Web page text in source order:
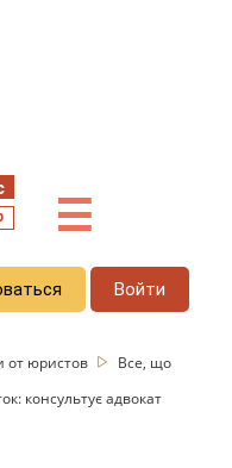
☰
Войти
от юристов
Все, що
консультує адвокат